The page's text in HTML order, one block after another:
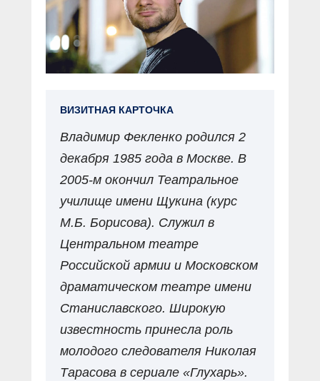
ВИЗИТНАЯ КАРТОЧКА
Владимир Фекленко родился 2
декабря 1985 года в Москве. В
2005-м окончил Театральное
училище имени Щукина (курс
М.Б. Борисова). Служил в
Центральном театре
Российской армии и Московском
драматическом театре имени
Станиславского. Широкую
известность принесла роль
молодого следователя Николая
Тарасова в сериале «Глухарь».